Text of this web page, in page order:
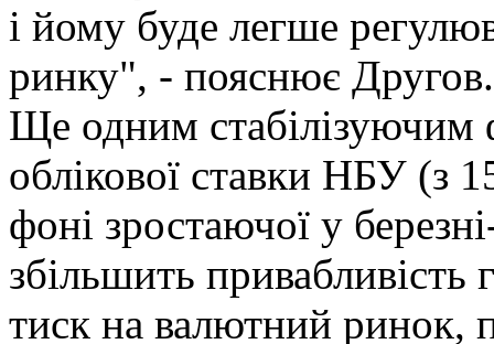
і йому буде легше
ринку", - пояснює Другов.
Ще одним стабілізуючим
облікової ставки НБУ (з
фоні зростаючої у
збільшить привабливість
тиск на валютний ринок,